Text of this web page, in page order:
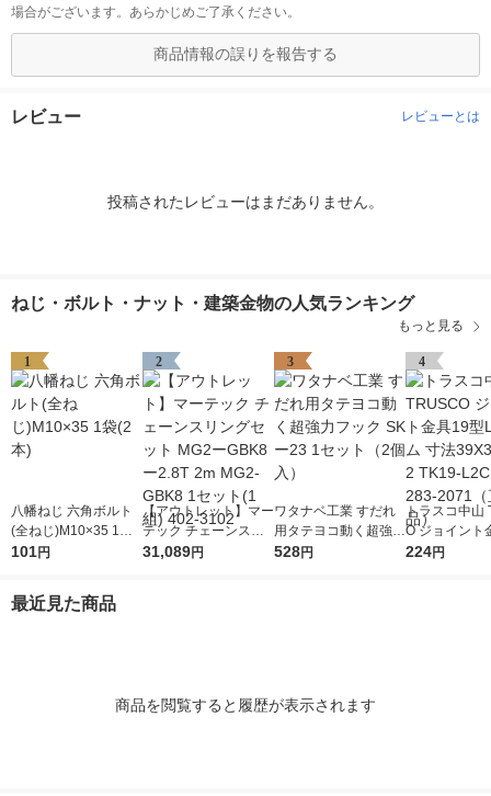
場合がございます。あらかじめご了承ください。
商品情報の誤りを報告する
レビュー レビューとは
投稿されたレビューはまだありません。
ねじ・ボルト・ナット・建築金物の人気ランキング
もっと見る
1
八幡ねじ 六角ボルト
(全ねじ)M10×35 1袋
(2本)
101円
2
【アウトレット】マー
テック チェーンスリ
ングセット MG2ーGB
31,089円
3
ワタナベ工業 すだれ
用タテヨコ動く超強力
フック SKー23 1セッ
528円
4
トラスコ中山
O ジョイント
型L クロム 寸
224円
最近見た商品
商品を閲覧すると履歴が表示されます